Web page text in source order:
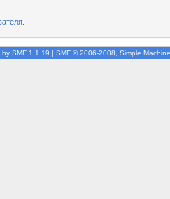
by SMF 1.1.19 | SMF © 2006-2008, Simple